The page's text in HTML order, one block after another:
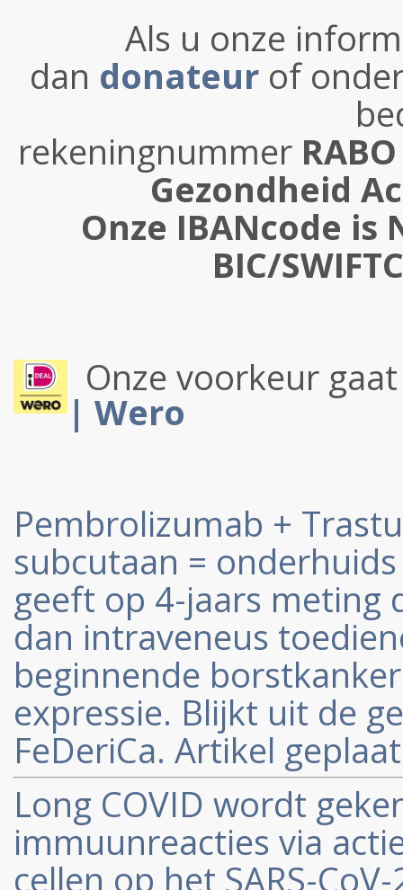
Als u onze
dan donateurof
rekeningnummer
Gezondheid
Onze IBANcode is
BIC/
Onze voorkeur
| Wero
Pembrolizumab +
subcutaan =
geeft op 4-jaars meting
dan intraveneus
beginnende
expressie. Blijkt uit de
FeDeriCa. Artikel
Long COVID wordt
immuunreacties via
cellen op het SARS-